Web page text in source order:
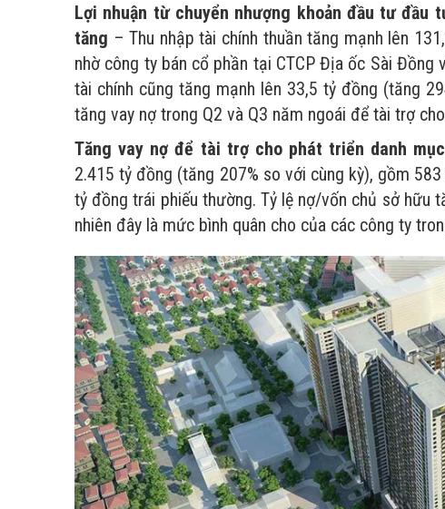
Lợi nhuận từ chuyển nhượng khoản đầu tư
tăng – Thu nhập tài chính thuần tăng mạnh lên
nhờ công ty bán cổ phần tại CTCP Địa ốc Sài
tài chính cũng tăng mạnh lên 33,5 tỷ đồng (tăng
tăng vay nợ trong Q2 và Q3 năm ngoái để tài trợ
Tăng vay nợ để tài trợ cho phát triển danh
2.415 tỷ đồng (tăng 207% so với cùng kỳ), gồm
tỷ đồng trái phiếu thường. Tỷ lệ nợ/vốn chủ sở hữu
nhiên đây là mức bình quân cho của các công ty